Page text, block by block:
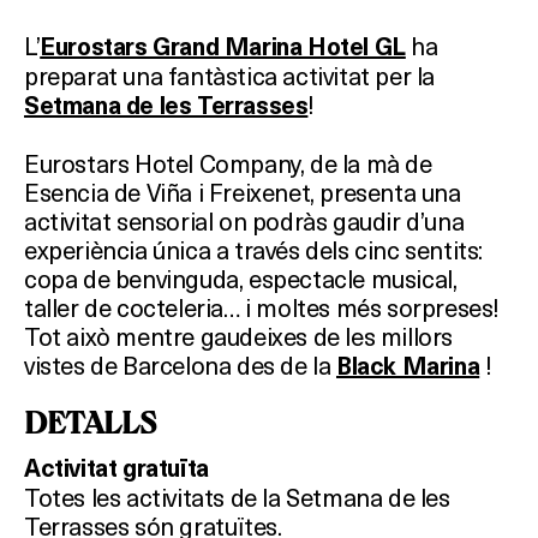
L’ Eurostars Grand Marina Hotel GLha
preparat una fantàstica activitat per la
Setmana de les Terrasses!
Eurostars Hotel Company, de la mà de
Esencia de Viña i Freixenet, presenta una
activitat sensorial on podràs gaudir d’una
experiència única a través dels cinc sentits:
copa de benvinguda, espectacle musical,
taller de cocteleria… i moltes més sorpreses!
Tot això mentre gaudeixes de les millors
vistes de Barcelona des de la Black Marina!
DETALLS
Activitat gratuïta
Totes les activitats de la Setmana de les
Terrasses són gratuïtes.